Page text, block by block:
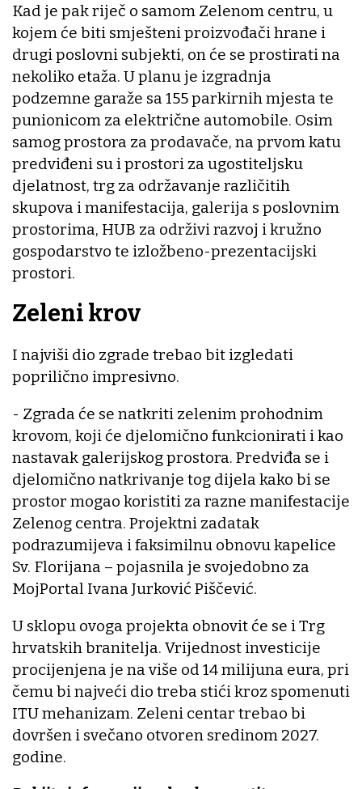
Kad je pak riječ o samom Zelenom centru, u
kojem će biti smješteni proizvođači hrane i
drugi poslovni subjekti, on će se prostirati na
nekoliko etaža. U planu je izgradnja
podzemne garaže sa 155 parkirnih mjesta te
punionicom za električne automobile. Osim
samog prostora za prodavače, na prvom katu
predviđeni su i prostori za ugostiteljsku
djelatnost, trg za održavanje različitih
skupova i manifestacija, galerija s poslovnim
prostorima, HUB za održivi razvoj i kružno
gospodarstvo te izložbeno-prezentacijski
prostori.
Zeleni krov
I najviši dio zgrade trebao bit izgledati
poprilično impresivno.
- Zgrada će se natkriti zelenim prohodnim
krovom, koji će djelomično funkcionirati i kao
nastavak galerijskog prostora. Predviđa se i
djelomično natkrivanje tog dijela kako bi se
prostor mogao koristiti za razne manifestacije
Zelenog centra. Projektni zadatak
podrazumijeva i faksimilnu obnovu kapelice
Sv. Florijana – pojasnila je svojedobno za
MojPortal Ivana Jurković Piščević.
U sklopu ovoga projekta obnovit će se i Trg
hrvatskih branitelja. Vrijednost investicije
procijenjena je na više od 14 milijuna eura, pri
čemu bi najveći dio treba stići kroz spomenuti
ITU mehanizam. Zeleni centar trebao bi
dovršen i svečano otvoren sredinom 2027.
godine.